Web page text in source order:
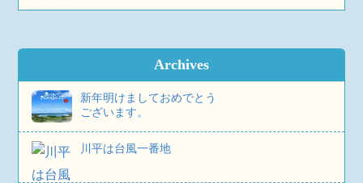
Archives
新年明けましておめでとう
ございます。
川平は台風一番地